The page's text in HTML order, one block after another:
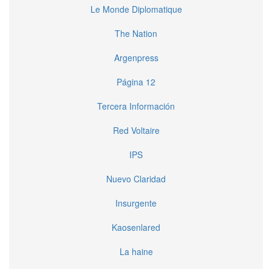
Le Monde Diplomatique
The Nation
Argenpress
Página 12
Tercera Información
Red Voltaire
IPS
Nuevo Claridad
Insurgente
Kaosenlared
La haine